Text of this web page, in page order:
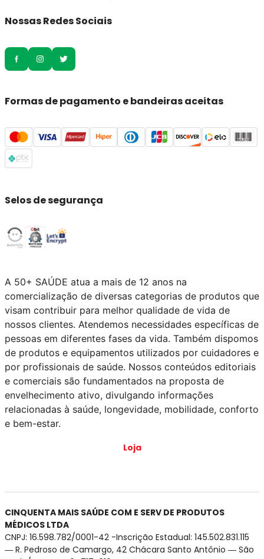
Nossas Redes Sociais
Formas de pagamento e bandeiras aceitas
Selos de segurança
A 50+ SAÚDE atua a mais de 12 anos na
comercialização de diversas categorias de produtos que
visam contribuir para melhor qualidade de vida de
nossos clientes. Atendemos necessidades específicas de
pessoas em diferentes fases da vida. Também dispomos
de produtos e equipamentos utilizados por cuidadores e
por profissionais de saúde. Nossos conteúdos editoriais
e comerciais são fundamentados na proposta de
envelhecimento ativo, divulgando informações
relacionadas à saúde, longevidade, mobilidade, conforto
e bem-estar.
Loja
CINQUENTA MAIS SAÚDE COM E SERV DE PRODUTOS
MÉDICOS LTDA
CNPJ: 16.598.782/0001-42 -Inscrição Estadual: 145.502.831.115
― R. Pedroso de Camargo, 42 Chácara Santo Antônio ― São